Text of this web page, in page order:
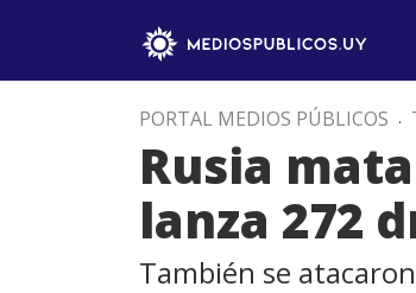
PORTAL MEDIOS PÚBLICOS .
Rusia
lanza 272
También se